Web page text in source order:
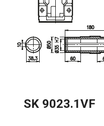
SK 9023.1VF